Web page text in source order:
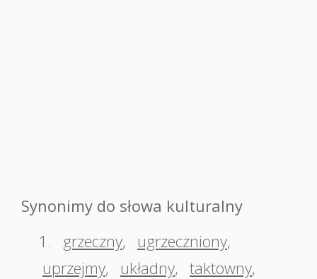
Synonimy do słowa kulturalny
1.
grzeczny, ugrzeczniony,
uprzejmy, układny, taktowny,